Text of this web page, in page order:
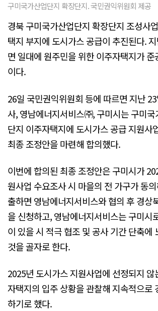
구미국가산업단지 확장단지. 국민권익위원회 제공
경북 구미국가산업단지 확장단지 조성사
택지 부지에 도시가스 공급이 추진된다.
면 일대에 원주민을 위한 이주자택지가
이다.
26일 국민권익위원회 등에 따르면 지난
사, 영남에너지서비스㈜, 구미시는 구미
단지 이주자택지에 도시가스 공급 지원사
최종 조정안을 마련해 합의했다.
이번에 합의된 최종 조정안은 구미시가
원사업 수요조사 시 마을의 전 가구가 동
출하면 영남에너지서비스와 협의 후 경상
을 신청하고, 영남에너지서비스는 구미시
이 있을 시 적극 협조 및 공사 기간 단축에
것을 골자로 한다.
2025년 도시가스 지원사업에 선정되지
자택지의 입주 상황을 관찰해 지속적으로
하기로 했다.